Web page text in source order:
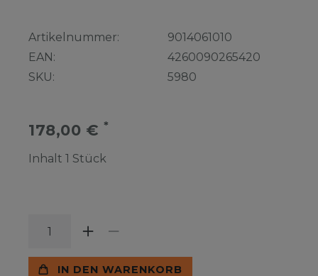
Artikelnummer:
EAN:
SKU:
9014061010
4260090265420
5980
178,00 € *
Inhalt 1 Stück
IN DEN WARENKORB